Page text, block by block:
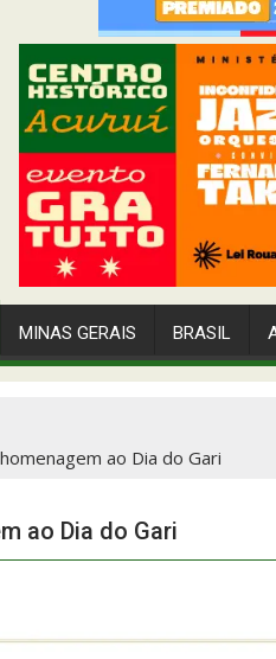
MINAS GERAIS BRASIL
ao Dia do Gari
ao Dia do Gari